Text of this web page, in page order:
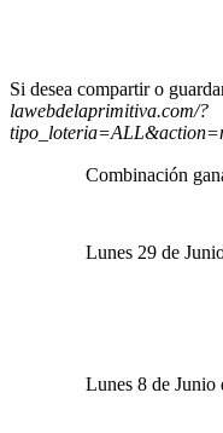
Si desea compartir o
lawebdelaprimitiva.com/?
Combinación
Lunes 29 de
Lunes 8 de Junio